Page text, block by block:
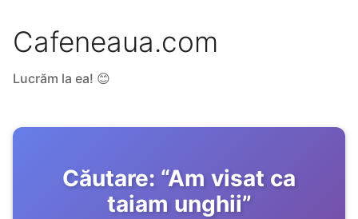
Cafeneaua.com
Lucrăm la ea! 😊
Căutare: “Am visat ca
taiam unghii”